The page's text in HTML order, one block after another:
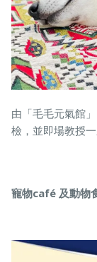
由「毛毛元氣館
檢，並即場教授
寵物café 及動物